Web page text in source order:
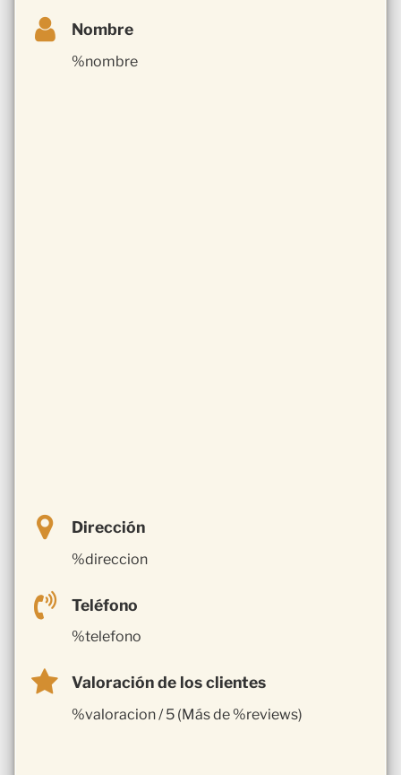
Nombre
%nombre
Dirección
%direccion
Teléfono
%telefono
Valoración de los clientes
%valoracion / 5 (Más de %reviews)